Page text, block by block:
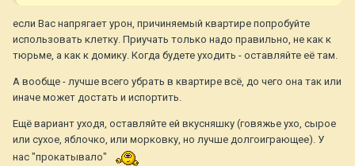
если Вас напрягает урон, причиняемый квартире попробуйте
использовать клетку. Приучать только надо правильно, не как к
тюрьме, а как к домику. Когда будете уходить - оставляйте её там.
А вообще - лучше всего убрать в квартире всё, до чего она так или
иначе может достать и испортить.
Ещё вариант уходя, оставляйте ей вкусняшку (говяжье ухо, сырое
или сухое, яблочко, или морковку, но лучше долгоиграющее). У
нас "прокатывало"